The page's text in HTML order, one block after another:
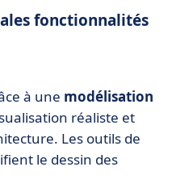
fonctionnalités
à une modélisation
réaliste et
Les outils de
le dessin des